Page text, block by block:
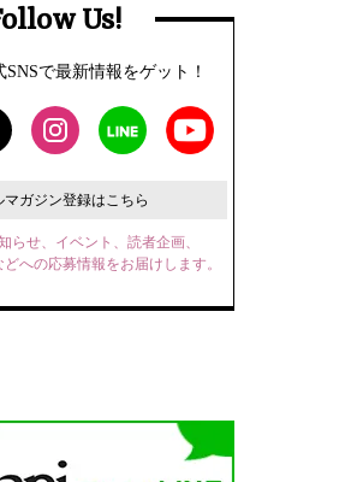
Us!
SNSで最新情報をゲット！
マガジン登録はこちら
らせ、イベント、読者企画、
への応募情報をお届けします。